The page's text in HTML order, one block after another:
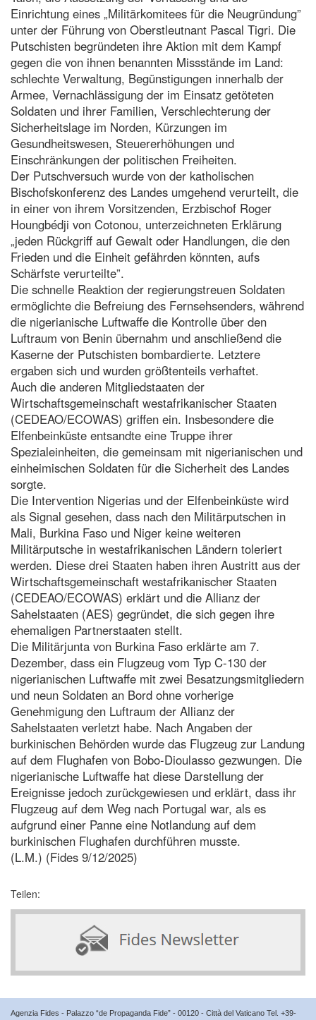
Einrichtung eines „Militärkomitees für die Neugründung”
unter der Führung von Oberstleutnant Pascal Tigri. Die
Putschisten begründeten ihre Aktion mit dem Kampf
gegen die von ihnen benannten Missstände im Land:
schlechte Verwaltung, Begünstigungen innerhalb der
Armee, Vernachlässigung der im Einsatz getöteten
Soldaten und ihrer Familien, Verschlechterung der
Sicherheitslage im Norden, Kürzungen im
Gesundheitswesen, Steuererhöhungen und
Einschränkungen der politischen Freiheiten.
Der Putschversuch wurde von der katholischen
Bischofskonferenz des Landes umgehend verurteilt, die
in einer von ihrem Vorsitzenden, Erzbischof Roger
Houngbédji von Cotonou, unterzeichneten Erklärung
„jeden Rückgriff auf Gewalt oder Handlungen, die den
Frieden und die Einheit gefährden könnten, aufs
Schärfste verurteilte”.
Die schnelle Reaktion der regierungstreuen Soldaten
ermöglichte die Befreiung des Fernsehsenders, während
die nigerianische Luftwaffe die Kontrolle über den
Luftraum von Benin übernahm und anschließend die
Kaserne der Putschisten bombardierte. Letztere
ergaben sich und wurden größtenteils verhaftet.
Auch die anderen Mitgliedstaaten der
Wirtschaftsgemeinschaft westafrikanischer Staaten
(CEDEAO/ECOWAS) griffen ein. Insbesondere die
Elfenbeinküste entsandte eine Truppe ihrer
Spezialeinheiten, die gemeinsam mit nigerianischen und
einheimischen Soldaten für die Sicherheit des Landes
sorgte.
Die Intervention Nigerias und der Elfenbeinküste wird
als Signal gesehen, dass nach den Militärputschen in
Mali, Burkina Faso und Niger keine weiteren
Militärputsche in westafrikanischen Ländern toleriert
werden. Diese drei Staaten haben ihren Austritt aus der
Wirtschaftsgemeinschaft westafrikanischer Staaten
(CEDEAO/ECOWAS) erklärt und die Allianz der
Sahelstaaten (AES) gegründet, die sich gegen ihre
ehemaligen Partnerstaaten stellt.
Die Militärjunta von Burkina Faso erklärte am 7.
Dezember, dass ein Flugzeug vom Typ C-130 der
nigerianischen Luftwaffe mit zwei Besatzungsmitgliedern
und neun Soldaten an Bord ohne vorherige
Genehmigung den Luftraum der Allianz der
Sahelstaaten verletzt habe. Nach Angaben der
burkinischen Behörden wurde das Flugzeug zur Landung
auf dem Flughafen von Bobo-Dioulasso gezwungen. Die
nigerianische Luftwaffe hat diese Darstellung der
Ereignisse jedoch zurückgewiesen und erklärt, dass ihr
Flugzeug auf dem Weg nach Portugal war, als es
aufgrund einer Panne eine Notlandung auf dem
burkinischen Flughafen durchführen musste.
(L.M.) (Fides 9/12/2025)
Teilen:
Agenzia Fides - Palazzo “de Propaganda Fide” - 00120 - Città del Vaticano Tel. +39-